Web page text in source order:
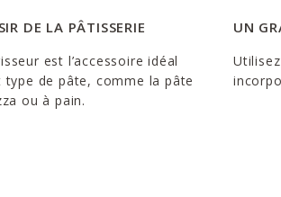
DE LA PÂTISSERIE
est l’accessoire idéal
de pâte, comme la pâte
ou à pain.
UN